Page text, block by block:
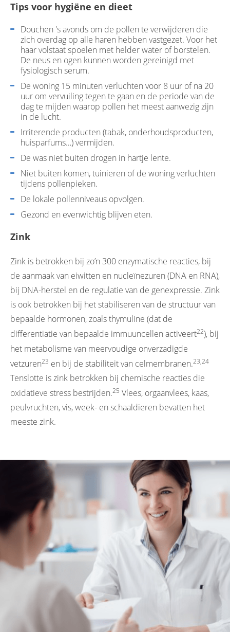
Tips voor hygiëne en dieet
Douchen 's avonds om de pollen te verwijderen die
zich overdag op alle haren hebben vastgezet. Voor het
haar volstaat spoelen met helder water of borstelen.
De neus en ogen kunnen worden gereinigd met
fysiologisch serum.
De woning 15 minuten verluchten voor 8 uur of na 20
uur om vervuiling tegen te gaan en de periode van de
dag te mijden waarop pollen het meest aanwezig zijn
in de lucht.
Irriterende producten (tabak, onderhoudsproducten,
huisparfums…) vermijden.
De was niet buiten drogen in hartje lente.
Niet buiten komen, tuinieren of de woning verluchten
tijdens pollenpieken.
De lokale pollenniveaus opvolgen.
Gezond en evenwichtig blijven eten.
Zink
Zink is betrokken bij zo’n 300 enzymatische reacties, bij
de aanmaak van eiwitten en nucleïnezuren (DNA en RNA),
bij DNA-herstel en de regulatie van de genexpressie. Zink
is ook betrokken bij het stabiliseren van de structuur van
bepaalde hormonen, zoals thymuline (dat de
differentiatie van bepaalde immuuncellen activeert22), bij
het metabolisme van meervoudige onverzadigde
vetzuren23 en bij de stabiliteit van celmembranen.23,24
Tenslotte is zink betrokken bij chemische reacties die
oxidatieve stress bestrijden.25 Vlees, orgaanvlees, kaas,
peulvruchten, vis, week- en schaaldieren bevatten het
meeste zink.